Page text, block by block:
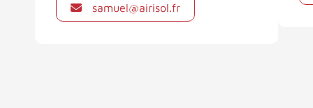
samuel@airisol.fr